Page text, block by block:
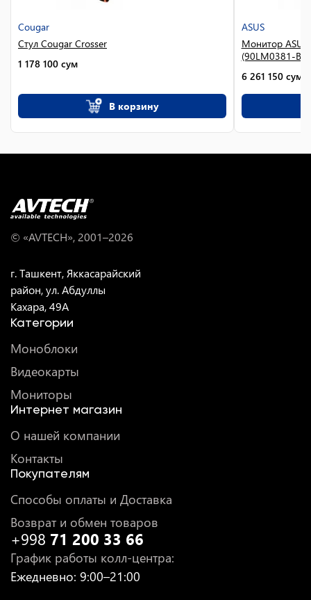
Cougar
Стул Cougar Crosser
1 178 100 сум
В корзину
ASUS
Монитор ASUS
(90LM0381-
6 261 150 сум
© «AVTECH», 2001–2026
г. Ташкент, Яккасарайский
район, ул. Абдуллы
Кахара, 49A
Категории
Моноблоки
Видеокарты
Мониторы
Интернет магазин
О нашей компании
Контакты
Покупателям
Способы оплаты и Доставка
Возврат и обмен товаров
+998 71 200 33 66
График работы колл-центра:
Ежедневно: 9:00–21:00